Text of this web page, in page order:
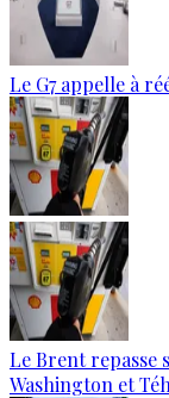
Le G7 appelle à
Le Brent repasse
Washington et